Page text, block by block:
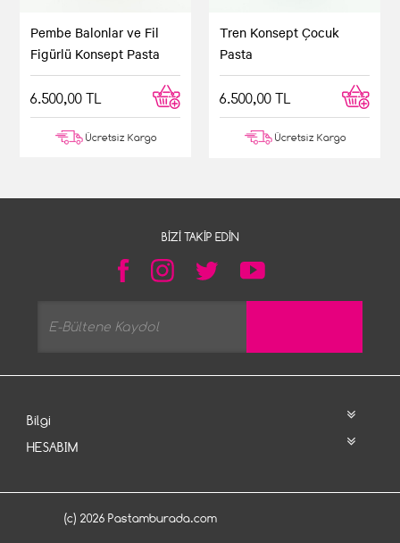
Pembe Balonlar ve Fil
Figürlü Konsept Pasta
6.500,00 TL
Ücretsiz Kargo
Tren Konsept Çocuk
Pasta
6.500,00 TL
Ücretsiz Kargo
BIZI TAKIP EDIN
Bilgi
HESABIM
(c) 2026 Pastamburada.com